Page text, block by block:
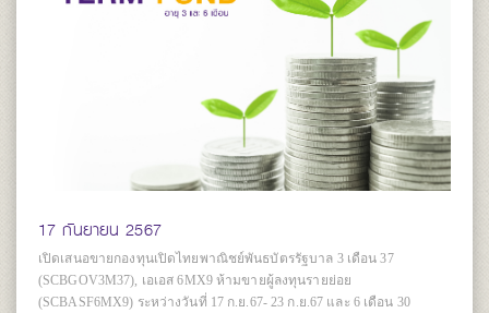
17 กันยายน 2567
เปิดเสนอขายกองทุนเปิดไทยพาณิชย์พันธบัตรรัฐบาล 3 เดือน 37
(SCBGOV3M37), เอเอส 6MX9 ห้ามขายผู้ลงทุนรายย่อย
(SCBASF6MX9) ระหว่างวันที่ 17 ก.ย.67- 23 ก.ย.67 และ 6 เดือน 30